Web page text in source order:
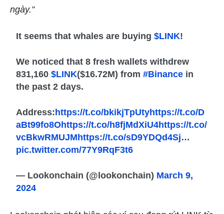
ngày.”
It seems that whales are buying$LINK!
We noticed that 8 fresh wallets withdrew
831,160$LINK($16.72M) from#Binance in
the past 2 days.
Address:https://t.co/bkikjTpUtyhttps://t.co/D
aBt99fo8Ohttps://t.co/h8fjMdXiU4https://t.co/
vcBkwRMUJMhttps://t.co/sD9YDQd4Sj…
pic.twitter.com/77Y9RqF3t6
— Lookonchain (@lookonchain) March 9,
2024